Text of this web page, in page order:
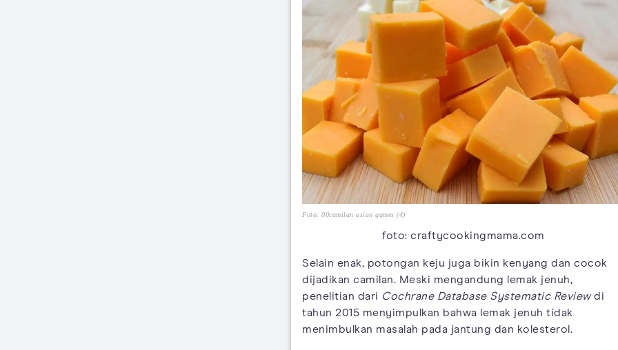
Foto: 00camilan asian games (4)
foto: craftycookingmama.com
Selain enak, potongan keju juga bikin kenyang dan cocok
dijadikan camilan. Meski mengandung lemak jenuh,
penelitian dari Cochrane Database Systematic Reviewdi
tahun 2015 menyimpulkan bahwa lemak jenuh tidak
menimbulkan masalah pada jantung dan kolesterol.